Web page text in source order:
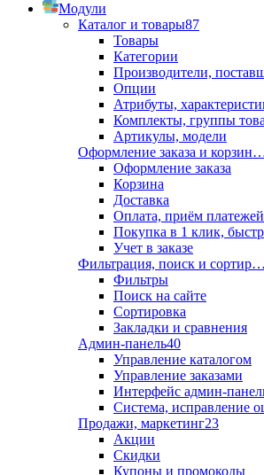
Модули
Каталог и товары87
Товары
Категории
Производители,
Опции
Атрибуты,
Комплекты, группы
Артикулы, модели
Оформление заказа и
Оформление заказа
Корзина
Доставка
Оплата, приём платежей
Покупка в 1 клик,
Учет в заказе
Фильтрация, поиск и сортир…
Фильтры
Поиск на сайте
Сортировка
Закладки и сравнения
Админ-панель40
Управление каталогом
Управление заказами
Интерфейс админ-
Система, исправление
Продажи, маркетинг23
Акции
Скидки
Купоны и промокоды